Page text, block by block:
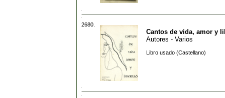
2680.
Cantos de vida, amor y
Autores - Varios
Libro usado (Castellano)